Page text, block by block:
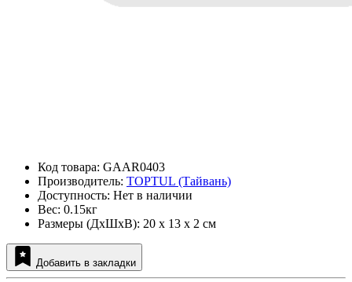
Код товара: GAAR0403
Производитель: TOPTUL (Тайвань)
Доступность: Нет в наличии
Вес: 0.15кг
Размеры (ДxШxВ): 20 x 13 x 2 см
Добавить в закладки